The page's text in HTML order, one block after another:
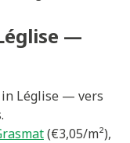
—
Léglise — vers
(€3,05/m²),